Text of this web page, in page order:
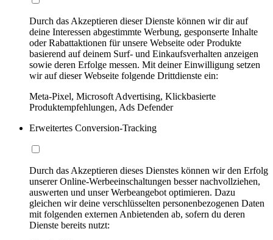
Durch das Akzeptieren dieser Dienste können wir dir auf
deine Interessen abgestimmte Werbung, gesponserte Inhalte
oder Rabattaktionen für unsere Webseite oder Produkte
basierend auf deinem Surf- und Einkaufsverhalten anzeigen
sowie deren Erfolge messen. Mit deiner Einwilligung setzen
wir auf dieser Webseite folgende Drittdienste ein:
Meta-Pixel, Microsoft Advertising, Klickbasierte
Produktempfehlungen, Ads Defender
Erweitertes Conversion-Tracking
Durch das Akzeptieren dieses Dienstes können wir den Erfolg
unserer Online-Werbeeinschaltungen besser nachvollziehen,
auswerten und unser Werbeangebot optimieren. Dazu
gleichen wir deine verschlüsselten personenbezogenen Daten
mit folgenden externen Anbietenden ab, sofern du deren
Dienste bereits nutzt: